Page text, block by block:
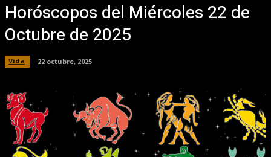
Horóscopos del Miércoles 22 de
Octubre de 2025
Vida 22 octubre, 2025